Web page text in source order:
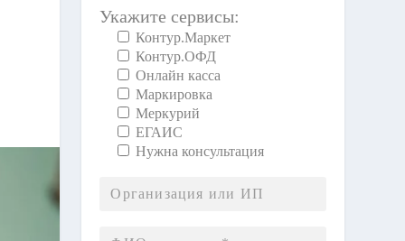
Укажите сервисы:
Контур.Маркет
Контур.ОФД
Онлайн касса
Маркировка
Меркурий
ЕГАИС
Нужна консультация